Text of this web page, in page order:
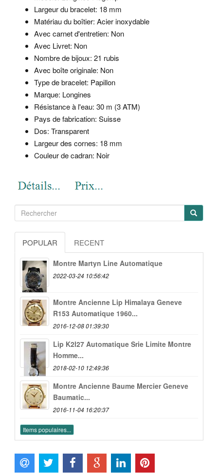
Largeur du bracelet: 18 mm
Matériau du boîtier: Acier inoxydable
Avec carnet d'entretien: Non
Avec Livret: Non
Nombre de bijoux: 21 rubis
Avec boîte originale: Non
Type de bracelet: Papillon
Marque: Longines
Résistance à l'eau: 30 m (3 ATM)
Pays de fabrication: Suisse
Dos: Transparent
Largeur des cornes: 18 mm
Couleur de cadran: Noir
POPULAR RECENT
Montre Martyn Line Automatique
2022-03-24 10:56:42
Montre Ancienne Lip Himalaya Geneve
R153 Automatique 1960...
2016-12-08 01:39:30
Lip K2l27 Automatique Srie Limite Montre
Homme...
2018-02-10 12:49:36
Montre Ancienne Baume Mercier Geneve
Baumatic...
2016-11-04 16:20:37
Items populaires...